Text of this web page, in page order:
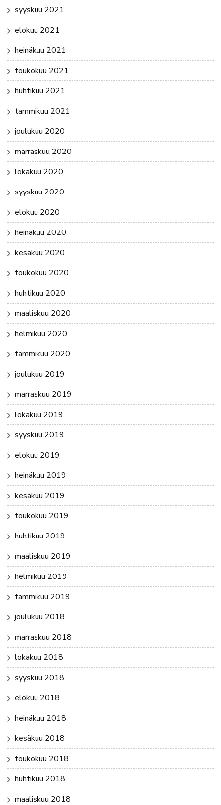
syyskuu 2021
elokuu 2021
heinäkuu 2021
toukokuu 2021
huhtikuu 2021
tammikuu 2021
joulukuu 2020
marraskuu 2020
lokakuu 2020
syyskuu 2020
elokuu 2020
heinäkuu 2020
kesäkuu 2020
toukokuu 2020
huhtikuu 2020
maaliskuu 2020
helmikuu 2020
tammikuu 2020
joulukuu 2019
marraskuu 2019
lokakuu 2019
syyskuu 2019
elokuu 2019
heinäkuu 2019
kesäkuu 2019
toukokuu 2019
huhtikuu 2019
maaliskuu 2019
helmikuu 2019
tammikuu 2019
joulukuu 2018
marraskuu 2018
lokakuu 2018
syyskuu 2018
elokuu 2018
heinäkuu 2018
kesäkuu 2018
toukokuu 2018
huhtikuu 2018
maaliskuu 2018